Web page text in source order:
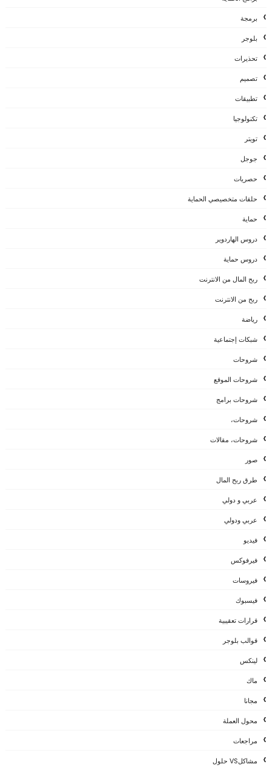
برمجة
بلوجر
تحذيرات
تصميم
تطبيقات
تكنولوجيا
تويتر
جوجل
حصريات
حلقات متخصيصي الحماية
حماية
دروس الهاردوير
دروس حماية
ربح المال من الانترنت
ربح من الانترنت
رياضة
شبكات إجتماعية
شروحات
شروحات الموقع
شروحات برامج
شروحات،
شروحات، مقالات
صور
طرق ربح المال
عربي و دولي
عربي ودولي
فيديو
فيرفوكس
فيروسات
فيسبوك
قرارات تعقيبية
قوالب بلوجر
لينكس
ماك
مجانا
محول العملة
مراجعات
مشاكلVS حلول